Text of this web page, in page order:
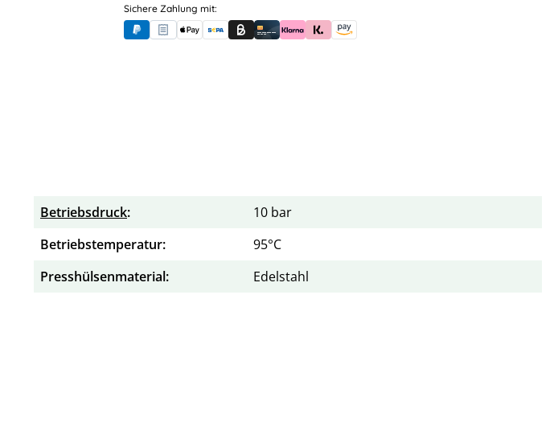
Sichere Zahlung mit:
PayPalRechnungskauf (für Behörden)
Apple PayBanküberweisung (vorab)
Rechnungskauf (Billie)
Kreditkarte
Rechnung oder Ratenkauf (Klarna)
Sofortüberweisung (Klarna)
Amazon Pay
Betriebsdruck:
10 bar
Betriebstemperatur:
95°C
Presshülsenmaterial:
Edelstahl